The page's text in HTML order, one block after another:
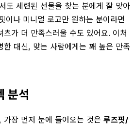
도 세련된 선물을 찾는 분에게 잘 맞아
이나 미니멀 로고만 원하는 분이라면
츠가 더 만족스러울 수도 있어요. 이처
한 대신, 맞는 사람에게는 꽤 높은 만족
분석
가장 먼저 눈에 들어오는 것은 루즈핏/